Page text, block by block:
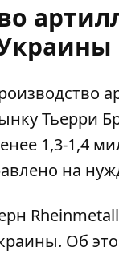
Тьерри
1,3-1,4
на
Об